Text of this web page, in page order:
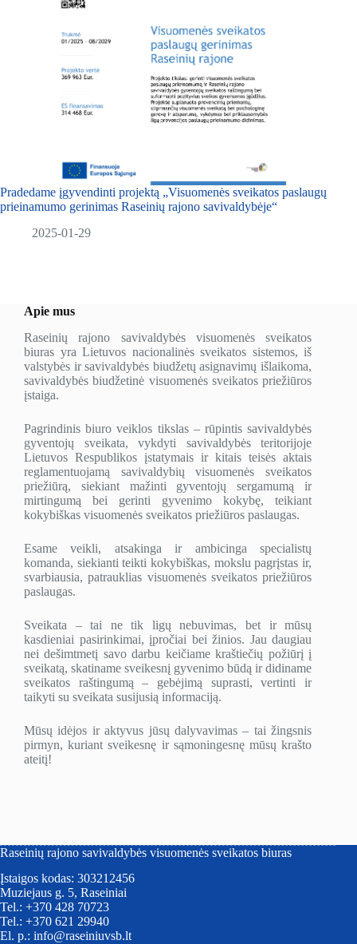
Pradedame įgyvendinti projektą „Visuomenės sveikatos paslaugų
prieinamumo gerinimas Raseinių rajono savivaldybėje“
2025-01-29
Apie mus
Raseinių rajono savivaldybės visuomenės sveikatos
biuras yra Lietuvos nacionalinės sveikatos sistemos, iš
valstybės ir savivaldybės biudžetų asignavimų išlaikoma,
savivaldybės biudžetinė visuomenės sveikatos priežiūros
įstaiga.
Pagrindinis biuro veiklos tikslas – rūpintis savivaldybės
gyventojų sveikata, vykdyti savivaldybės teritorijoje
Lietuvos Respublikos įstatymais ir kitais teisės aktais
reglamentuojamą savivaldybių visuomenės sveikatos
priežiūrą, siekiant mažinti gyventojų sergamumą ir
mirtingumą bei gerinti gyvenimo kokybę, teikiant
kokybiškas visuomenės sveikatos priežiūros paslaugas.
Esame veikli, atsakinga ir ambicinga specialistų
komanda, siekianti teikti kokybiškas, mokslu pagrįstas ir,
svarbiausia, patrauklias visuomenės sveikatos priežiūros
paslaugas.
Sveikata – tai ne tik ligų nebuvimas, bet ir mūsų
kasdieniai pasirinkimai, įpročiai bei žinios. Jau daugiau
nei dešimtmetį savo darbu keičiame kraštiečių požiūrį į
sveikatą, skatiname sveikesnį gyvenimo būdą ir didiname
sveikatos raštingumą – gebėjimą suprasti, vertinti ir
taikyti su sveikata susijusią informaciją.
Mūsų idėjos ir aktyvus jūsų dalyvavimas – tai žingsnis
pirmyn, kuriant sveikesnę ir sąmoningesnę mūsų krašto
ateitį!
Raseinių rajono savivaldybės visuomenės sveikatos biuras
Įstaigos kodas: 303212456
Muziejaus g. 5, Raseiniai
Tel.: +370 428 70723
Tel.: +370 621 29940
El. p.: info@raseiniuvsb.lt